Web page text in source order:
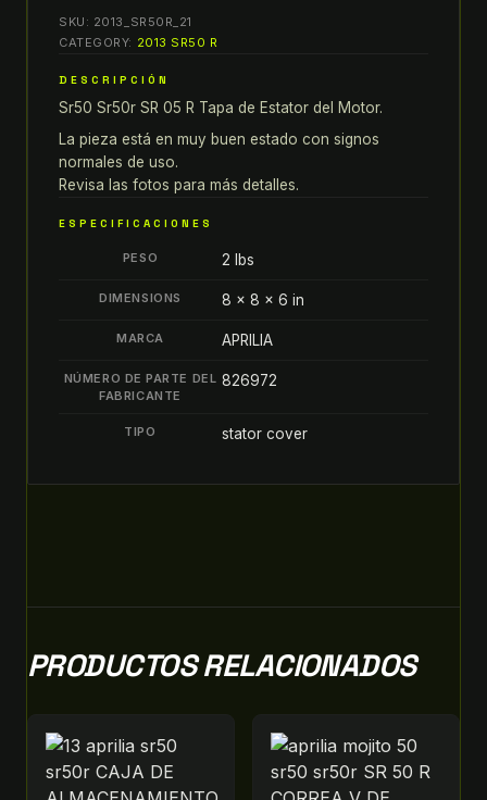
sr50r
05
R
TAPA
DE
ESTATOR
DEL
SKU: 2013_SR50R_21
CATEGORY: 2013 SR50 R
DESCRIPCIÓN
Sr50 Sr50r SR 05 R Tapa de Estator del Motor.
La pieza está en muy buen estado con signos
normales de uso.
Revisa las fotos para más detalles.
ESPECIFICACIONES
PESO 2 lbs
DIMENSIONS 8 × 8 × 6 in
MARCA APRILIA
NÚMERO DE PARTE DEL
FABRICANTE
826972
TIPO stator cover
PRODUCTOS RELACIONADOS